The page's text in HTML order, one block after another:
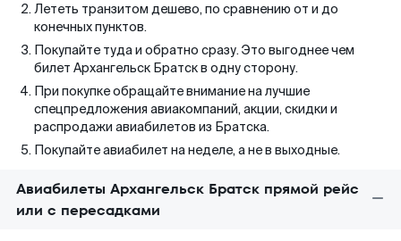
Лететь транзитом дешево, по сравнению от и до
конечных пунктов.
Покупайте туда и обратно сразу. Это выгоднее чем
билет Архангельск Братск в одну сторону.
При покупке обращайте внимание на лучшие
спецпредложения авиакомпаний, акции, скидки и
распродажи авиабилетов из Братска.
Покупайте авиабилет на неделе, а не в выходные.
Авиабилеты Архангельск Братск прямой рейс
или с пересадками